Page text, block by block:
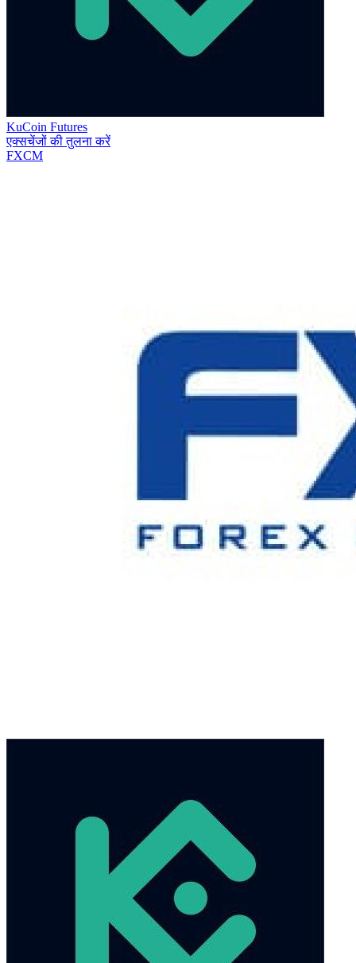
KuCoin Futures
एक्सचेंजों की तुलना करें
FXCM